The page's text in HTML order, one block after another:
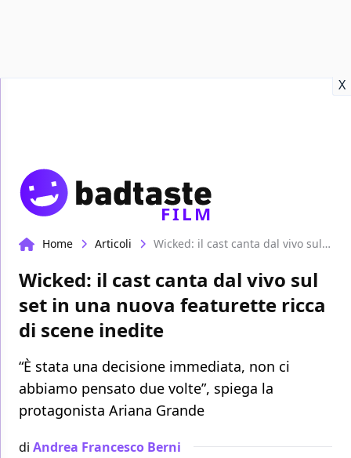
X
FILM
Home Articoli Wicked: il cast canta dal vivo sul set in una nuova featurette ricca di scene inedite
Wicked: il cast canta dal vivo sul
set in una nuova featurette ricca
di scene inedite
“È stata una decisione immediata, non ci
abbiamo pensato due volte”, spiega la
protagonista Ariana Grande
di Andrea Francesco Berni